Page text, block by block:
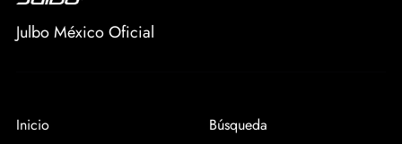
Julbo México Oficial
Inicio
Búsqueda